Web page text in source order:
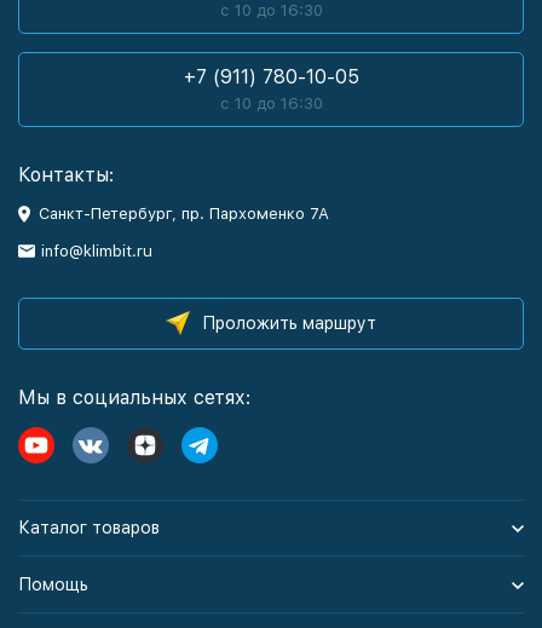
с 10 до 16:30
+7 (911) 780-10-05
с 10 до 16:30
Контакты:
Санкт-Петербург, пр. Пархоменко 7А
info@klimbit.ru
Проложить маршрут
Мы в социальных сетях:
Каталог товаров
Помощь